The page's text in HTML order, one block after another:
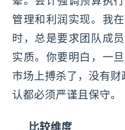
管理和利润实现。我
时，总是要求团队成
实质。你要明白，一
市场上搏杀了，没有财
认都必须严谨且保守。
比较维度